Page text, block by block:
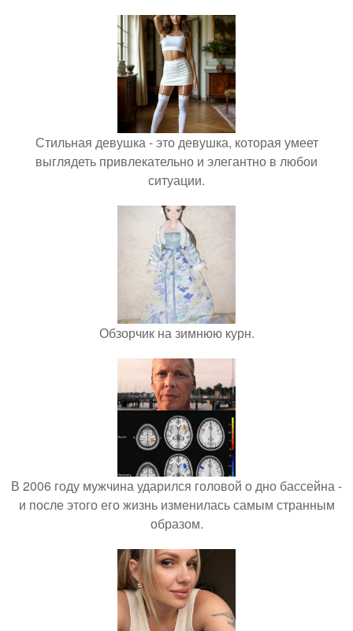
Стильная девушка - это девушка, которая умеет
выглядеть привлекательно и элегантно в любои
ситуации.
Обзорчик на зимнюю курн.
В 2006 году мужчина ударился головой о дно бассейна -
и после этого его жизнь изменилась самым странным
образом.